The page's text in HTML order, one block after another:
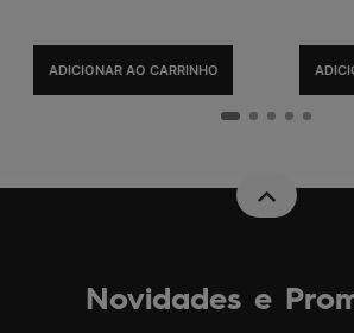
ADICIONAR AO CARRINHO
Novidades e